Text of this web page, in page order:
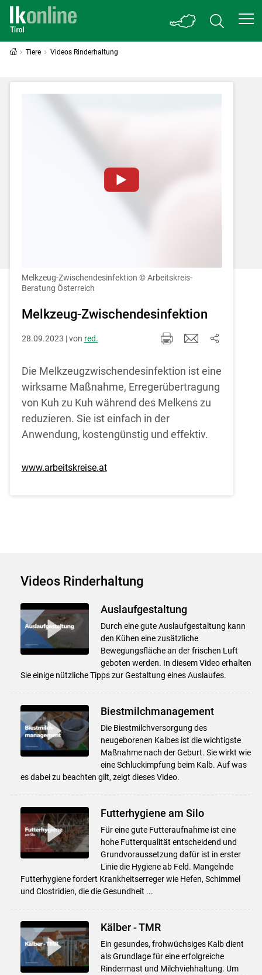
Tiere Videos Rinderhaltung
Einstellungen jederzeit einsehen und
korrigieren
Melkzeug-Zwischendesinfektion © Arbeitskreis-
Beratung Österreich
Melkzeug-Zwischendesinfektion
28.09.2023 | von red.
Die Melkzeugzwischendesinfektion ist eine
wirksame Maßnahme, Erregerübertragung
von Kuh zu Kuh während des Melkens zu
reduzieren. Sie ist einfach in der
Anwendung, kostengünstig und effektiv.
www.arbeitskreise.at
Videos Rinderhaltung
Auslaufgestaltung
Durch eine gute Auslaufgestaltung kann
den Kühen eine zusätzliche
Bewegungsfläche an der frischen Luft
geboten werden. In diesem Video erhalten
Sie einige nützliche Tipps zur Gestaltung eines Auslaufes.
Biestmilchmanagement
Die Biestmilchversorgung des
neugeborenen Kalbes ist die wichtigste
Maßnahme nach der Geburt. Sie wirkt wie
eine Schluckimpfung beim Kalb. Auf was
es dabei zu beachten gilt, zeigt dieses Video.
Futterhygiene am Silo
Für eine gute Futteraufnahme ist eine
hohe Futterqualität entscheidend und
Grundvoraussetzung dafür ist in erster
Linie die Hygiene ab Feld. Mangelnde
Futterhygiene fordert Krankheitserreger wie Hefen, Schimmel
und Clostridien, die die Gesundheit ...
Kälber - TMR
Ein gesundes, frohwüchsiges Kalb dient
als Grundlage für eine erfolgreiche
Rindermast und Milchviehhaltung. Um